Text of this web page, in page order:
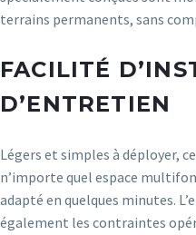
terrains permanents, sans
FACILITÉ
D’ENTRETIEN
Légers et simples à déployer,
n’importe quel espace
adapté en quelques minutes.
également les contraintes